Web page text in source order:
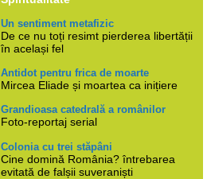
Un sentiment metafizic
De ce nu toți resimt pierderea libertății
în același fel
Antidot pentru frica de moarte
Mircea Eliade și moartea ca inițiere
Grandioasa catedrală a românilor
Foto-reportaj serial
Colonia cu trei stăpâni
Cine domină România? întrebarea
evitată de falșii suveraniști